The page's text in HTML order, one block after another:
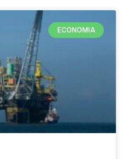
ECONOMIA